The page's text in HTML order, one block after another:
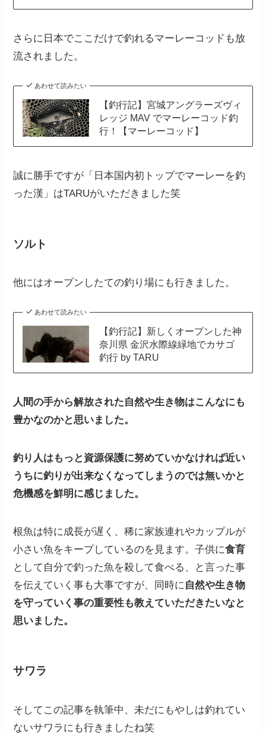
さらに日本でここだけで釣れるマーレーコッドも放
流されました。
あわせて読みたい
【釣行記】宮城アングラーズヴィ
レッジ MAV でマーレーコッド釣
行！【マーレーコッド】
誠に勝手ですが「日本国内初トップでマーレーを釣
った漢」はTARUがいただきました笑
ソルト
他にはオープンしたての釣り場にも行きました。
あわせて読みたい
【釣行記】新しくオープンした神
奈川県 金沢水際線緑地でカサゴ
釣行 by TARU
人間の手から解放された自然や生き物はこんなにも
豊かなのかと思いました。
釣り人はもっと資源保護に努めていかなければ近い
うちに釣りが出来なくなってしまうのでは無いかと
危機感を鮮明に感じました。
根魚は特に成長が遅く、稀に家族連れやカップルが
小さい魚をキープしているのを見ます。子供に食育
として自分で釣った魚を殺して食べる、と言った事
を伝えていく事も大事ですが、同時に自然や生き物
を守っていく事の重要性も教えていただきたいなと
思いました。
サワラ
そしてこの記事を執筆中、未だにもやしは釣れてい
ないサワラにも行きましたね笑